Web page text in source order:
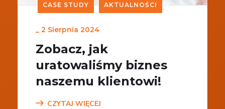
CASE STUDY AKTUALNOŚCI
_ 2 Sierpnia 2024
Zobacz, jak
uratowaliśmy biznes
naszemu klientowi!
CZYTAJ WIĘCEJ